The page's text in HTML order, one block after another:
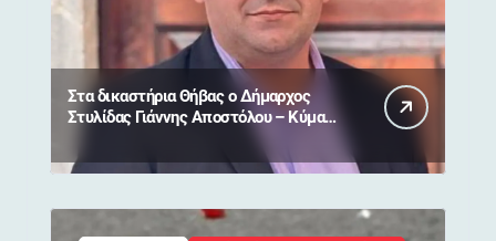
Στα δικαστήρια Θήβας ο Δήμαρχος
Στυλίδας Γιάννης Αποστόλου – Κύμα